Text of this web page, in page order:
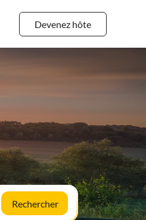
Devenez hôte
Rechercher